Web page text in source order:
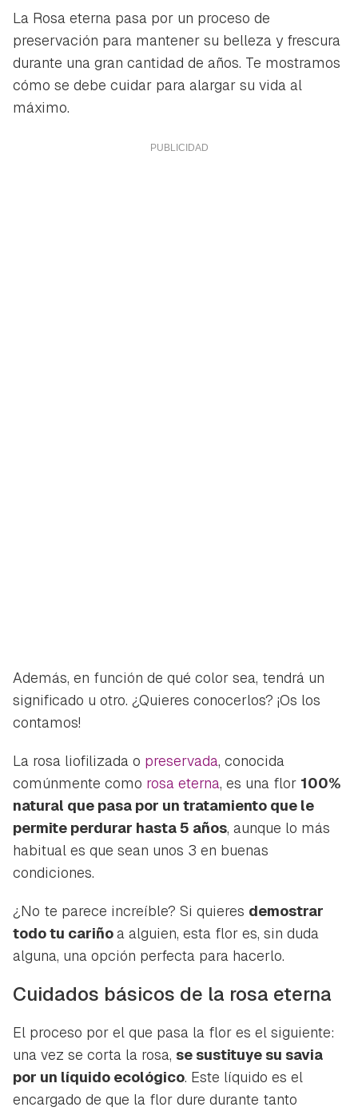
La Rosa eterna pasa por un proceso de
preservación para mantener su belleza y frescura
durante una gran cantidad de años. Te mostramos
cómo se debe cuidar para alargar su vida al
máximo.
Además, en función de qué color sea, tendrá un
significado u otro. ¿Quieres conocerlos? ¡Os los
contamos!
La rosa liofilizada o preservada, conocida
comúnmente como rosa eterna, es una flor 100%
natural que pasa por un tratamiento que le
permite perdurar hasta 5 años, aunque lo más
habitual es que sean unos 3 en buenas
condiciones.
¿No te parece increíble? Si quieres demostrar
todo tu cariñoa alguien, esta flor es, sin duda
alguna, una opción perfecta para hacerlo.
Cuidados básicos de la rosa eterna
El proceso por el que pasa la flor es el siguiente:
una vez se corta la rosa, se sustituye su savia
por un líquido ecológico. Este líquido es el
encargado de que la flor dure durante tanto